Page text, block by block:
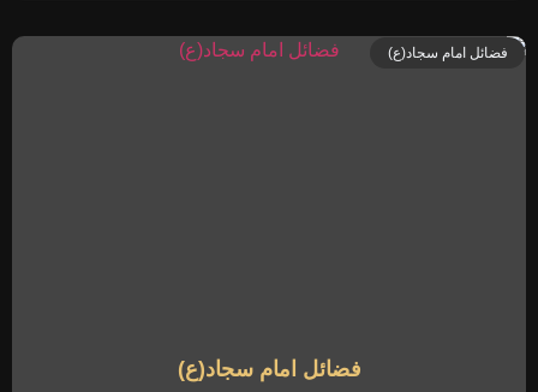
فضائل امام سجاد(ع)
فضائل امام سجاد(ع)